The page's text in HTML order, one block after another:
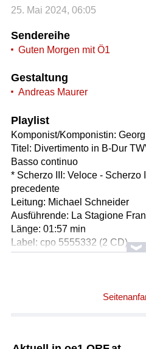
25. Mai 2024, 06:05
Sendereihe
Guten Morgen mit Ö1
Gestaltung
Andreas Maurer
Playlist
Komponist/Komponistin:
Titel: Divertimento in B-Dur
Basso continuo
* Scherzo III: Veloce - Scherzo
precedente
Leitung: Michael Schneider
Ausführende: La Stagione
Länge: 01:57 min
Label: cpo 5555332 (2 CD)
Vorlage: Alfred Maria Willner